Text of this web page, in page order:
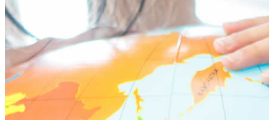
五反田ブログ 小学生コース
五反田ブログ 中学生コース
荻窪ブログ
下高井戸ブログ
立川ブログ
恵比寿ブログ